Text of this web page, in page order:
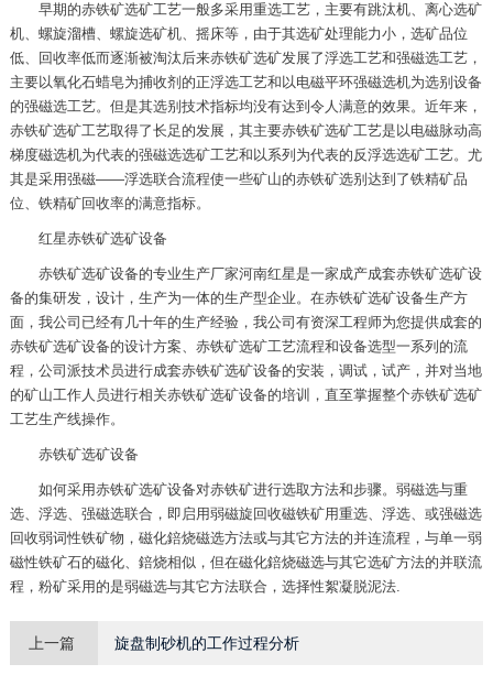
早期的赤铁矿选矿工艺一般多采用重选工艺，主要有跳汰机、离心选矿
机、螺旋溜槽、螺旋选矿机、摇床等，由于其选矿处理能力小，选矿品位
低、回收率低而逐渐被淘汰后来赤铁矿选矿发展了浮选工艺和强磁选工艺，
主要以氧化石蜡皂为捕收剂的正浮选工艺和以电磁平环强磁选机为选别设备
的强磁选工艺。但是其选别技术指标均没有达到令人满意的效果。近年来，
赤铁矿选矿工艺取得了长足的发展，其主要赤铁矿选矿工艺是以电磁脉动高
梯度磁选机为代表的强磁选选矿工艺和以系列为代表的反浮选选矿工艺。尤
其是采用强磁——浮选联合流程使一些矿山的赤铁矿选别达到了铁精矿品
位、铁精矿回收率的满意指标。
红星赤铁矿选矿设备
赤铁矿选矿设备的专业生产厂家河南红星是一家成产成套赤铁矿选矿设
备的集研发，设计，生产为一体的生产型企业。在赤铁矿选矿设备生产方
面，我公司已经有几十年的生产经验，我公司有资深工程师为您提供成套的
赤铁矿选矿设备的设计方案、赤铁矿选矿工艺流程和设备选型一系列的流
程，公司派技术员进行成套赤铁矿选矿设备的安装，调试，试产，并对当地
的矿山工作人员进行相关赤铁矿选矿设备的培训，直至掌握整个赤铁矿选矿
工艺生产线操作。
赤铁矿选矿设备
如何采用赤铁矿选矿设备对赤铁矿进行选取方法和步骤。弱磁选与重
选、浮选、强磁选联合，即启用弱磁旋回收磁铁矿用重选、浮选、或强磁选
回收弱词性铁矿物，磁化錇烧磁选方法或与其它方法的并连流程，与单一弱
磁性铁矿石的磁化、錇烧相似，但在磁化錇烧磁选与其它选矿方法的并联流
程，粉矿采用的是弱磁选与其它方法联合，选择性絮凝脱泥法.
上一篇 旋盘制砂机的工作过程分析